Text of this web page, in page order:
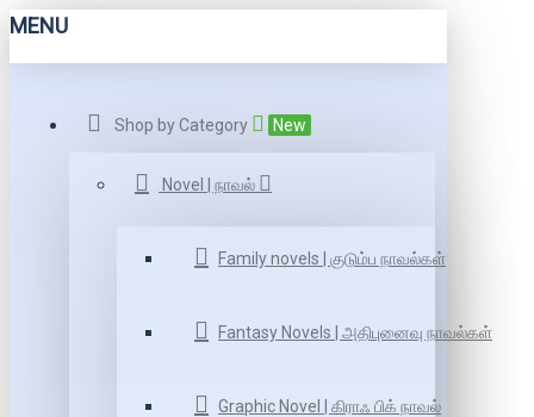
MENU
Shop by Category New
Novel | நாவல்
Family novels | குடும்ப நாவல்கள்
Fantasy Novels | அதிபுனைவு நாவல்கள்
Graphic Novel | கிராஃ பிக் நாவல்